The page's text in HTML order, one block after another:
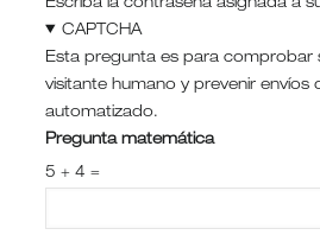
Escriba la contraseña asignada a
CAPTCHA
Esta pregunta es para comprobar
visitante humano y prevenir envíos
automatizado.
Pregunta matemática
5 + 4 =